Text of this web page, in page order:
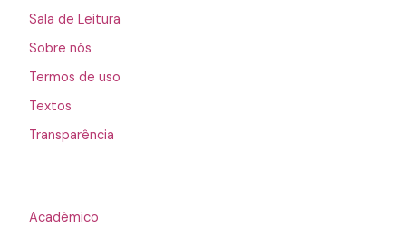
Sala de Leitura
Sobre nós
Termos de uso
Textos
Transparência
Acadêmico